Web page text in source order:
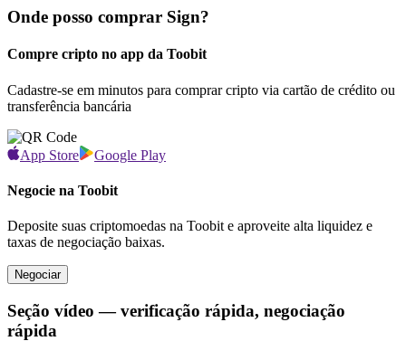
Onde posso comprar Sign?
Compre cripto no app da Toobit
Cadastre-se em minutos para comprar cripto via cartão de crédito ou
transferência bancária
App Store Google Play
Negocie na Toobit
Deposite suas criptomoedas na Toobit e aproveite alta liquidez e
taxas de negociação baixas.
Negociar
Seção vídeo — verificação rápida, negociação
rápida